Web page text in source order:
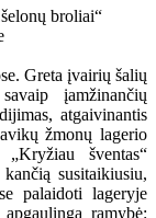
Greta įvairių šalių
įamžinančių
atgaivinantis
žmonų lagerio
šventas“
susitaikiusiu,
palaidoti lageryje
ramybė: